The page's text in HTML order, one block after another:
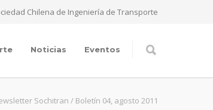
Chilena de Ingeniería de Transporte
Noticias Eventos
Sochitran / Boletín 04, agosto 2011